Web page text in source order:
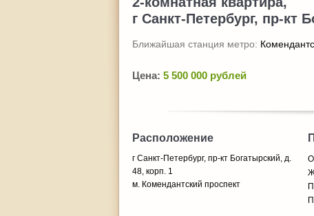
г Санкт-Петербург, пр-кт
Ближайшая станция метро:
Цена: 5 500 000 рублей
Расположение
г Санкт-Петербург, пр-кт Богатырский, д.
48, корп. 1
м. Комендантский проспект